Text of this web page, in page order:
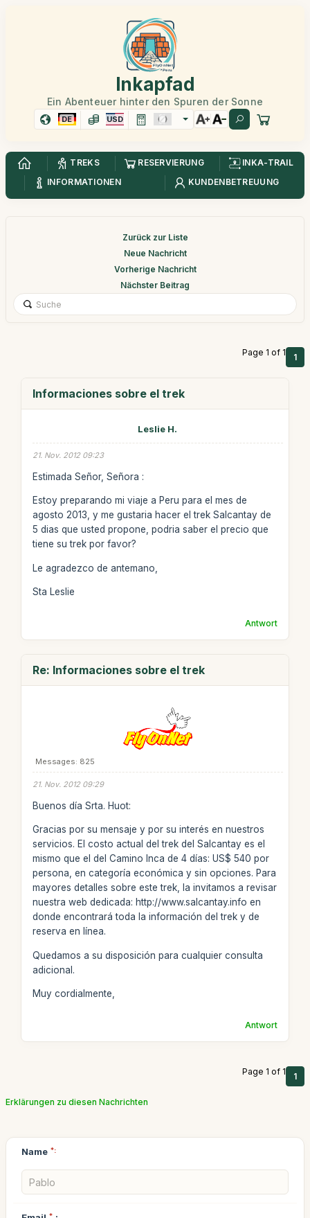
Inkapfad
Ein Abenteuer hinter den Spuren der Sonne
DE USD
TREKS RESERVIERUNG
INKA-TRAIL
INFORMATIONEN
KUNDENBETREUUNG
Zurück zur Liste
Neue Nachricht
Vorherige Nachricht
Nächster Beitrag
Page 1 of 1 1
Informaciones sobre el trek
Leslie H.
21. Nov. 2012 09:23
Estimada Señor, Señora :
Estoy preparando mi viaje a Peru para el mes de
agosto 2013, y me gustaria hacer el trek Salcantay de
5 dias que usted propone, podria saber el precio que
tiene su trek por favor?
Le agradezco de antemano,
Sta Leslie
Antwort
Re: Informaciones sobre el trek
Messages: 825
21. Nov. 2012 09:29
Buenos día Srta. Huot:
Gracias por su mensaje y por su interés en nuestros
servicios. El costo actual del trek del Salcantay es el
mismo que el del Camino Inca de 4 días: US$ 540 por
persona, en categoría económica y sin opciones. Para
mayores detalles sobre este trek, la invitamos a revisar
nuestra web dedicada: http://www.salcantay.info en
donde encontrará toda la información del trek y de
reserva en línea.
Quedamos a su disposición para cualquier consulta
adicional.
Muy cordialmente,
Antwort
Page 1 of 1 1
Erklärungen zu diesen Nachrichten
Name *: